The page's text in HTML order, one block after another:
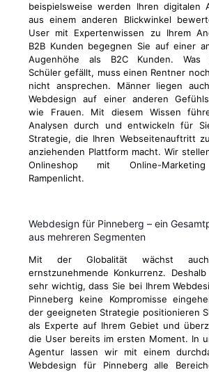
beispielsweise werden Ihren digitalen
aus einem anderen Blickwinkel
User mit Expertenwissen zu Ihrem
B2B Kunden begegnen Sie auf einer
Augenhöhe als B2C Kunden. Was
Schüler gefällt, muss einen Rentner
nicht ansprechen. Männer liegen
Webdesign auf einer anderen
wie Frauen. Mit diesem Wissen
Analysen durch und entwickeln für
Strategie, die Ihren Webseitenauftritt
anziehenden Plattform macht. Wir
Onlineshop mit Online-
Rampenlicht.
Webdesign für Pinneberg – ein
aus mehreren Segmenten
Mit der Globalität wächst
ernstzunehmende Konkurrenz.
sehr wichtig, dass Sie bei Ihrem
Pinneberg keine Kompromisse
der geeigneten Strategie positionieren
als Experte auf Ihrem Gebiet und
die User bereits im ersten Moment. In
Agentur lassen wir mit einem
Webdesign für Pinneberg alle